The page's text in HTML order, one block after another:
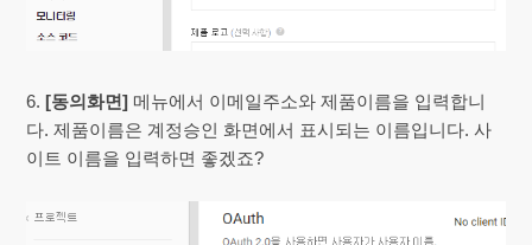
6. [동의화면] 메뉴에서 이메일주소와 제품이름을 입력합니
다. 제품이름은 계정승인 화면에서 표시되는 이름입니다. 사
이트 이름을 입력하면 좋겠죠?